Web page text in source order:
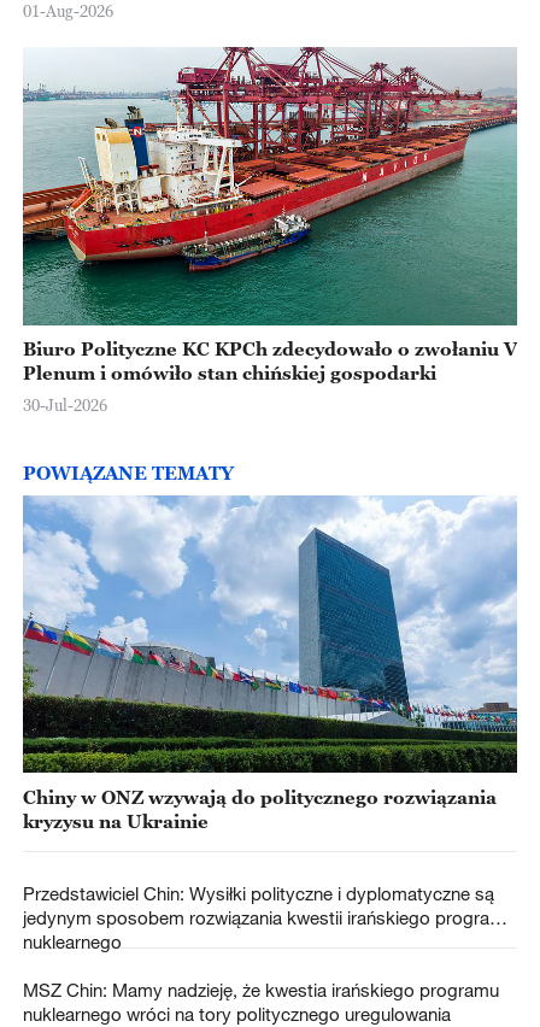
01-Aug-2026
Biuro Polityczne KC KPCh zdecydowało o zwołaniu V
Plenum i omówiło stan chińskiej gospodarki
30-Jul-2026
POWIĄZANE TEMATY
Chiny w ONZ wzywają do politycznego rozwiązania
kryzysu na Ukrainie
Przedstawiciel Chin: Wysiłki polityczne i dyplomatyczne są
jedynym sposobem rozwiązania kwestii irańskiego programu
nuklearnego
MSZ Chin: Mamy nadzieję, że kwestia irańskiego programu
nuklearnego wróci na tory politycznego uregulowania